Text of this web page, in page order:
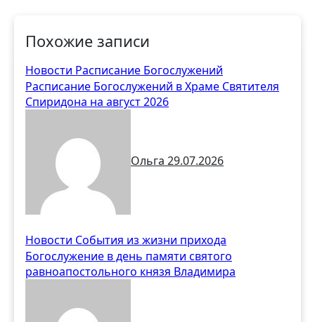
Похожие записи
Новости Расписание Богослужений
Расписание Богослужений в Храме Святителя
Спиридона на август 2026
Ольга 29.07.2026
Новости События из жизни прихода
Богослужение в день памяти святого
равноапостольного князя Владимира